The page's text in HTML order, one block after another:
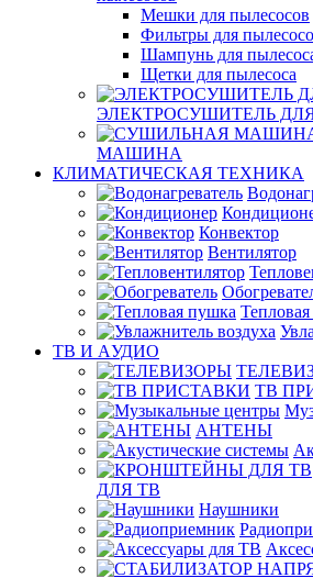
Мешки для пылесосов
Фильтры для
Шампунь для
Щетки для пылесоса
ЭЛЕКТРОСУШИТЕЛЬ
МАШИНА
КЛИМАТИЧЕСКАЯ ТЕХНИКА
Конвектор
Вентилятор
ТВ И AУДИО
ТВ
АНТЕНЫ
ДЛЯ ТВ
Наушники